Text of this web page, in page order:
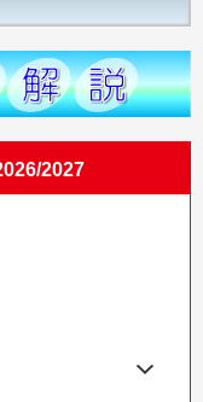
2027